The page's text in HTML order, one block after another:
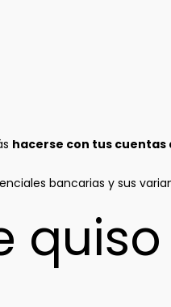
hacerse con tus cuentas
bancarias y sus
quiso